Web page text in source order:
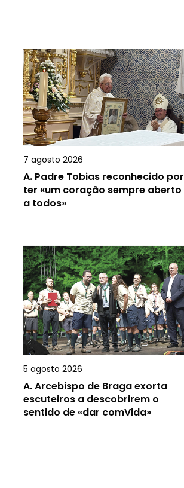
7 agosto 2026
A. Padre Tobias reconhecido por
ter «um coração sempre aberto
a todos»
5 agosto 2026
A.Arcebispo de Braga exorta
escuteiros a descobrirem o
sentido de «dar comVida»